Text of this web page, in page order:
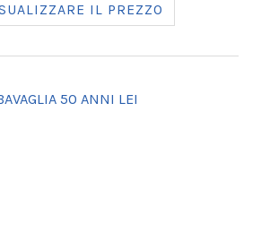
IL PREZZO
50 ANNI LEI